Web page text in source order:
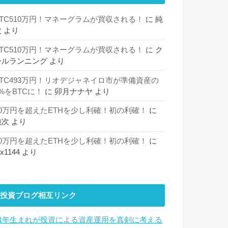
万円！マネーグラムが買収される！ に 純
より
万円！マネーグラムが買収される！ に ク
ルランニング より
万円！リオデジャネイロ市が準備資産の
をBTCに！
に 卯月ナナヤ より
万円を超えたETHを少し利確！初の利確！
に
より
万円を超えたETHを少し利確！初の利確！
に
より
投資ブログ相互リンク
年生まれが投資による資産運用を真剣に考える